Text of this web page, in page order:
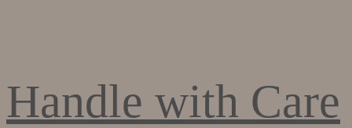
Handle with Care